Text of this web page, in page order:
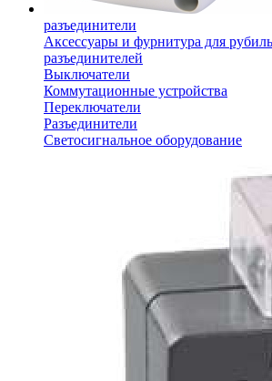
разъединители
Аксессуары и фурнитура для
разъединителей
Выключатели
Коммутационные устройства
Переключатели
Разъединители
Светосигнальное оборудование